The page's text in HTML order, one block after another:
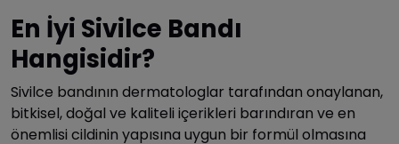
En İyi Sivilce Bandı
Hangisidir?
Sivilce bandının dermatologlar tarafından onaylanan,
bitkisel, doğal ve kaliteli içerikleri barındıran ve en
önemlisi cildinin yapısına uygun bir formül olmasına